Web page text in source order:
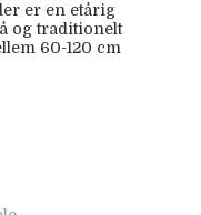
er en etårig
og traditionelt
60-120 cm